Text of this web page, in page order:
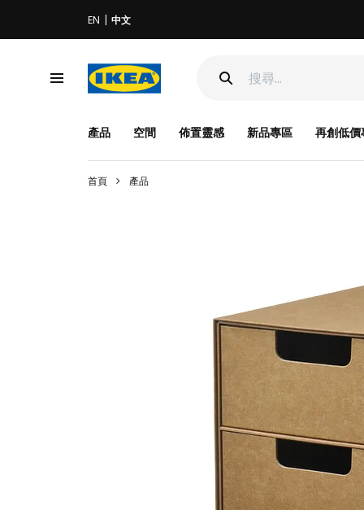
EN 中文
產品 空間 佈置靈感 新品專區 再創低價
首頁 產品